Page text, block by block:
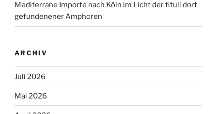
Mediterrane Importe nach Köln im Licht der tituli dort
gefundenener Amphoren
ARCHIV
Juli 2026
Mai 2026